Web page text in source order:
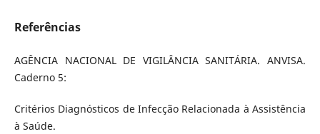
Referências
AGÊNCIA NACIONAL DE VIGILÂNCIA SANITÁRIA. ANVISA.
Caderno 5:
Critérios Diagnósticos de Infecção Relacionada à Assistência
à Saúde.